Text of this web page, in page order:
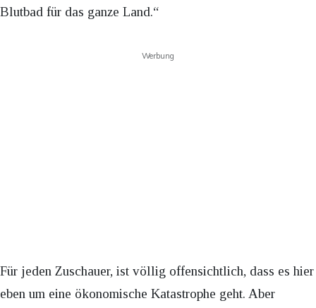
Blutbad für das ganze Land.“
Werbung
Für jeden Zuschauer, ist völlig offensichtlich, dass es hier
eben um eine ökonomische Katastrophe geht. Aber